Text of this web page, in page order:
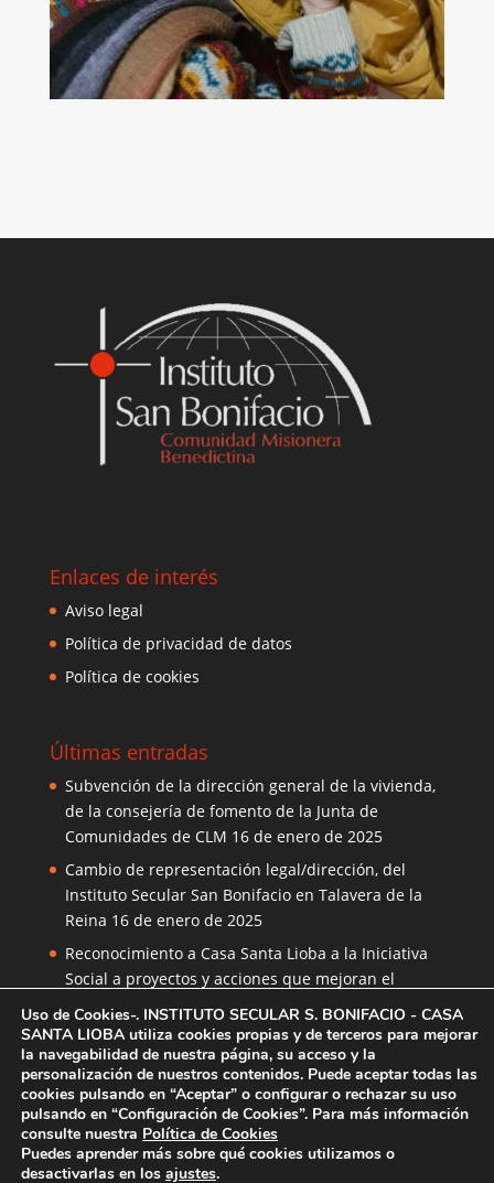
Enlaces de interés
Aviso legal
Política de privacidad de datos
Política de cookies
Últimas entradas
Subvención de la dirección general de la vivienda,
de la consejería de fomento de la Junta de
Comunidades de CLM 16 de enero de 2025
Cambio de representación legal/dirección, del
Instituto Secular San Bonifacio en Talavera de la
Reina 16 de enero de 2025
Reconocimiento a Casa Santa Lioba a la Iniciativa
Social a proyectos y acciones que mejoran el
bienestar en Castilla-La Mancha 24 de enero de
2023
Casa "Santa Lioba" | Instituto San Bonifacio | Centro
Uso de Cookies-. INSTITUTO SECULAR S. BONIFACIO - CASA
SANTA LIOBA utiliza cookies propias y de terceros para mejorar
la navegabilidad de nuestra página, su acceso y la
personalización de nuestros contenidos. Puede aceptar todas las
cookies pulsando en “Aceptar” o configurar o rechazar su uso
pulsando en “Configuración de Cookies”. Para más información
consulte nuestra Política de Cookies
Puedes aprender más sobre qué cookies utilizamos o
desactivarlas en los ajustes.